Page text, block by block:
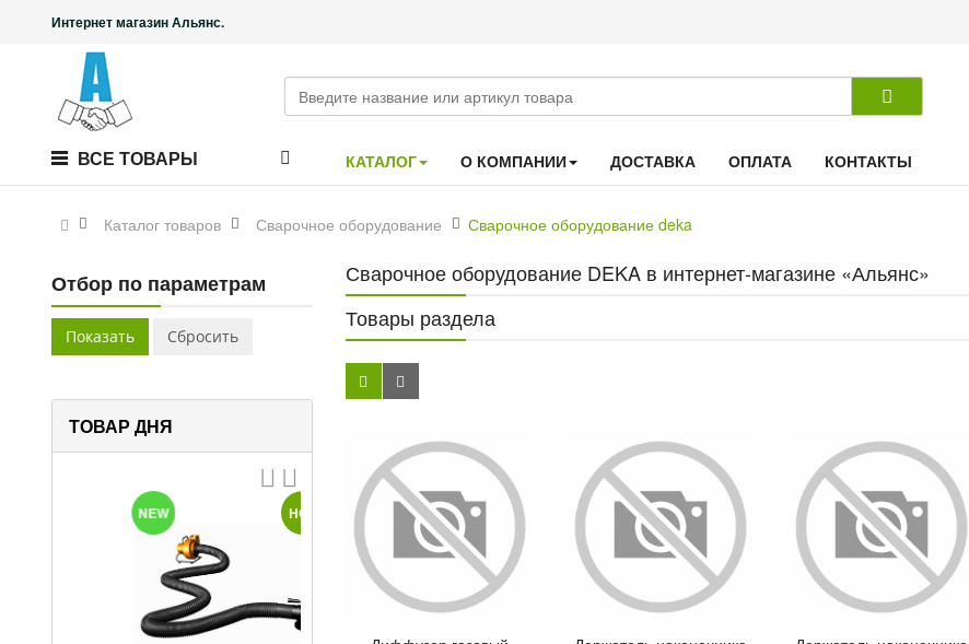
Интернет магазин Альянс.
ВСЕ ТОВАРЫ КАТАЛОГ О КОМПАНИИ ДОСТАВКА ОПЛАТА КОНТАКТЫ
Каталог товаров Сварочное оборудование Сварочное оборудование deka
Отбор по параметрам
ТОВАР ДНЯ
Сварочное оборудование DEKA в интернет-магазине «Альянс»
Товары раздела